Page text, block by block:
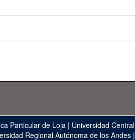
Particular de Loja | Universidad Central
Regional Autónoma de los Andes|